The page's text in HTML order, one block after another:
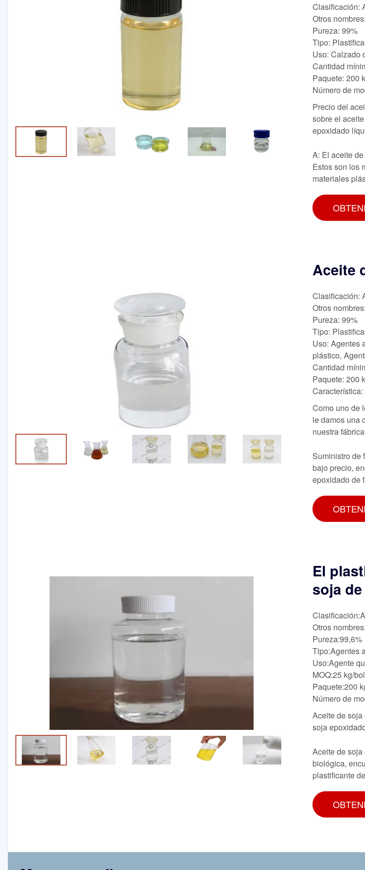
Clasificación:
Otros
Pureza: 99%
Tipo:
Uso: Calzado
Cantidad
Paquete: 200
Número de
Precio del
sobre el
epoxidado
A: El aceite
Estos son los
materiales
Aceite
Clasificación:
Otros
Pureza: 99%
Tipo:
Uso: Agentes
plástico,
Cantidad
Paquete: 200
Como uno de
le damos una
nuestra
Suministro de
bajo precio,
epoxidado de
El
soja
Otros
Pureza:99,6%
Tipo:Agentes
Uso:Agente
MOQ:25 kg/
Paquete:200
Número de
Aceite de
soja
Aceite de
biológica,
plastificante